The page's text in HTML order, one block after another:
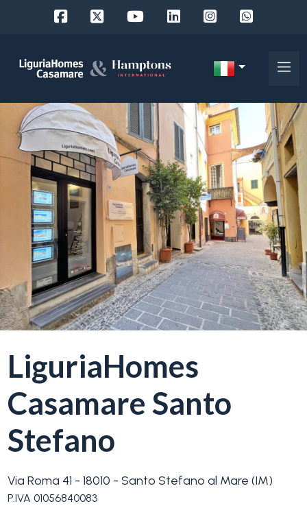
LiguriaHomes
Casamare Santo
Stefano
Via Roma 41 - 18010 - Santo Stefano al Mare (IM)
P.IVA 01056840083
EN
FR
DE
Chi
siamo
I
nostri
servizi
La
Liguria
Ricerca
case
Contatti
Scegli
dove
cercare
Provincia
Comune
Tipologia
-
multiscelta
Qualsiasi